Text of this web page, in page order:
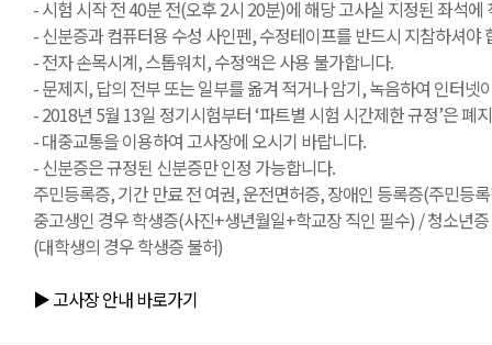
- 시험 시작 전 40분 전(오후 2시 20분)에 해당 고사실 지정된 좌석에
- 신분증과 컴퓨터용 수성 사인펜, 수정테이프를 반드시 지참하셔야
- 전자 손목시계, 스톱워치, 수정액은 사용 불가합니다.
- 문제지, 답의 전부 또는 일부를 옮겨 적거나 암기, 녹음하여 인터
- 2018년 5월 13일 정기시험부터 ‘파트별 시험 시간제한 규정’은
- 대중교통을 이용하여 고사장에 오시기 바랍니다.
- 신분증은 규정된 신분증만 인정 가능합니다.
주민등록증, 기간 만료 전 여권, 운전면허증, 장애인 등록증(주민등
중고생인 경우 학생증(사진+생년월일+학교장 직인 필수) / 청소년
(대학생의 경우 학생증 불허)
▶ 고사장 안내 바로가기